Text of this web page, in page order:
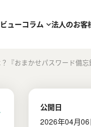
ューコラム 法人のお客
『おまかせパスワード備
公開日
2026年04月06